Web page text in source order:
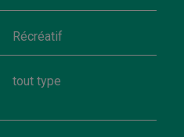
Récréatif
tout type